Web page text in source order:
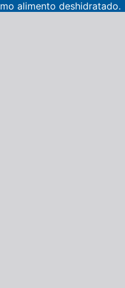
alimento deshidratado.